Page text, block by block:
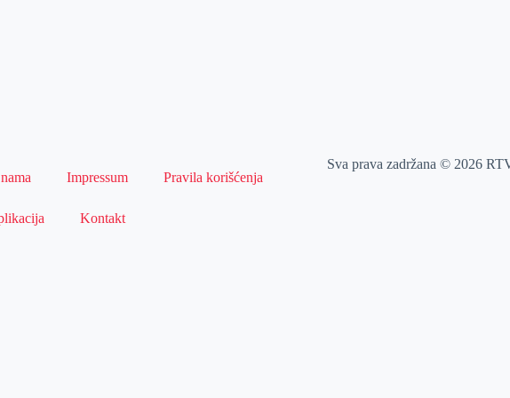
Impressum Pravila korišćenja
Kontakt
Sva prava zadržana © 2026